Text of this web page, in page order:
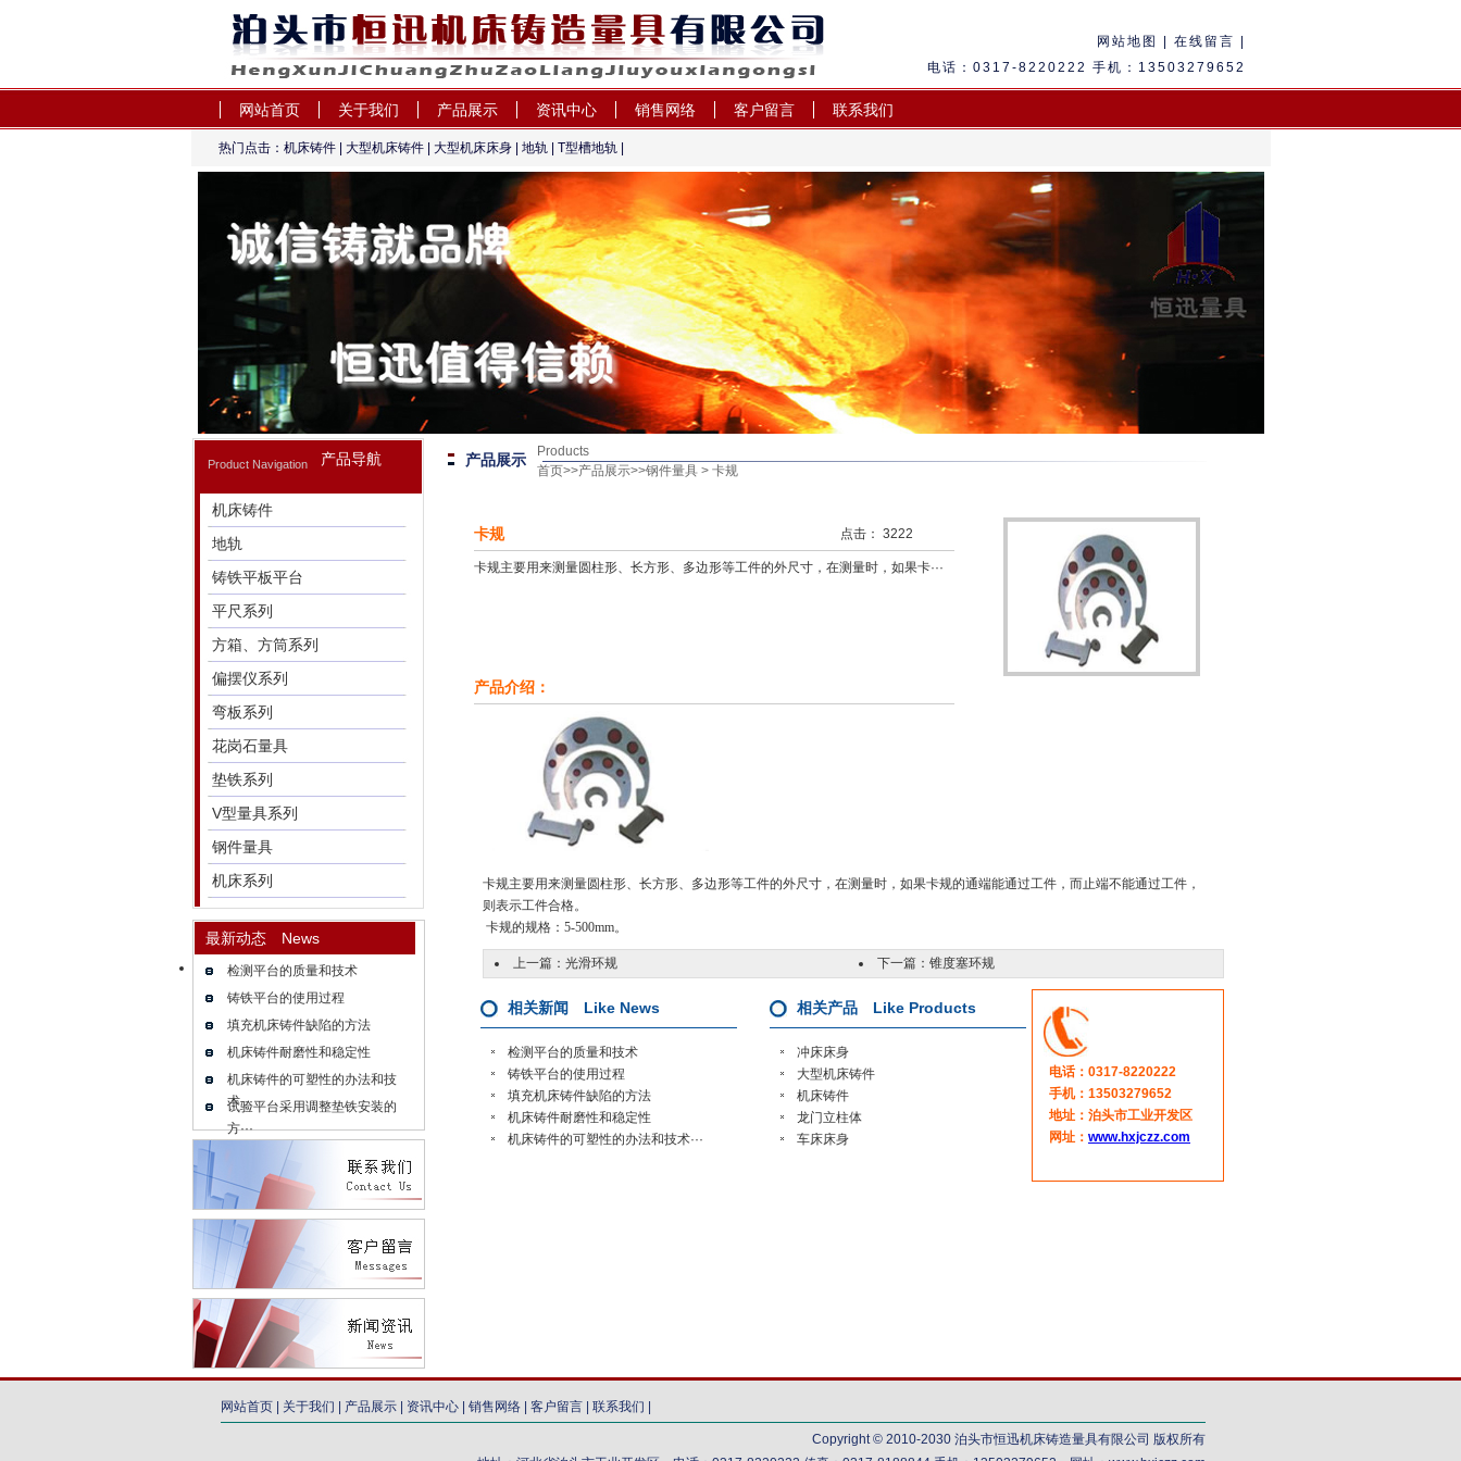
卡规-泊头市恒迅机床铸造量具有限公司
网站地图
在线留言 |
电话：0317-8220222 手机：13503279652
网站首页 关于我们 产品展示 资讯中心 销售网络 客户留言 联系我们
热门点击： 机床铸件| 大型机床铸件| 大型机床床身| 地轨| T型槽地轨 |
产品导航
Product Navigation
机床铸件
地轨
铸铁平板平台
平尺系列
方箱、方筒系列
偏摆仪系列
弯板系列
花岗石量具
垫铁系列
V型量具系列
钢件量具
机床系列
最新动态 News
检测平台的质量和技术
铸铁平台的使用过程
填充机床铸件缺陷的方法
机床铸件耐磨性和稳定性
机床铸件的可塑性的办法和技
术···
试验平台采用调整垫铁安装的
方···
联系我们
给我们留言
产品展示
Products
首页>>产品展示>>钢件量具 > 卡规
点击： 3222
卡规
卡规主要用来测量圆柱形、长方形、多边形等工件的外尺寸，在测量时，如果卡···
产品介绍：
卡规主要用来测量圆柱形、长方形、多边形等工件的外尺寸，在测量时，如果卡规的通端能通过工件，而止端不能通过工件，
则表示工件合格。
卡规的规格：5-500mm。
上一篇： 光滑环规 下一篇： 锥度塞环规
相关新闻 Like News
检测平台的质量和技术
铸铁平台的使用过程
填充机床铸件缺陷的方法
机床铸件耐磨性和稳定性
机床铸件的可塑性的办法和技术···
相关产品 Like Products
冲床床身
大型机床铸件
机床铸件
龙门立柱体
车床床身
电话：0317-8220222
手机：13503279652
地址：泊头市工业开发区
网址： www.hxjczz.com
网站首页 关于我们 产品展示 资讯中心 销售网络 客户留言 联系我们
Copyright © 2010-2030 泊头市恒迅机床铸造量具有限公司 版权所有